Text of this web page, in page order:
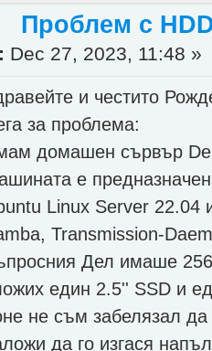
Проблем с
Dec 27, 2023, 11:48 »
и честито
за проблема:
домашен сървър
е
Linux Server 22.04
Transmission-
Дел имаше
един 2.5'' SSD и
не съм забелязал
да го изгася